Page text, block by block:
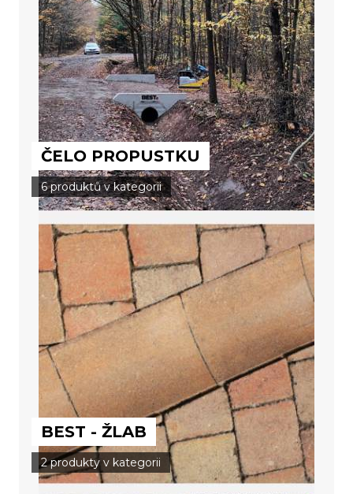
ČELO PROPUSTKU
6 produktů v kategorii
BEST - ŽLAB
2 produkty v kategorii